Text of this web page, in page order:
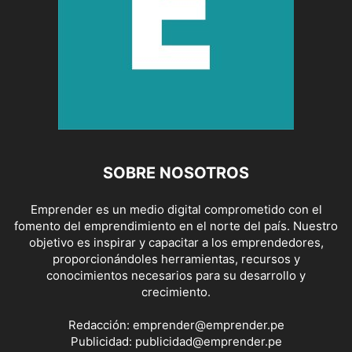
SOBRE NOSOTROS
Emprender es un medio digital comprometido con el
fomento del emprendimiento en el norte del país. Nuestro
objetivo es inspirar y capacitar a los emprendedores,
proporcionándoles herramientas, recursos y
conocimientos necesarios para su desarrollo y
crecimiento.
Redacción: emprender@emprender.pe
Publicidad: publicidad@emprender.pe